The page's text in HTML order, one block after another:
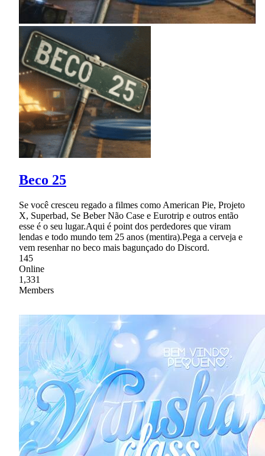
Beco 25
Se você cresceu regado a filmes como American Pie, Projeto
X, Superbad, Se Beber Não Case e Eurotrip e outros então
esse é o seu lugar.Aqui é point dos perdedores que viram
lendas e todo mundo tem 25 anos (mentira).Pega a cerveja e
vem resenhar no beco mais bagunçado do Discord.
145
Online
1,331
Members